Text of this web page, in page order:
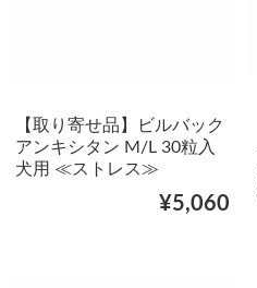
【取り寄せ品】ビルバック
アンキシタン M/L 30粒入
犬用 ≪ストレス≫
¥5,060